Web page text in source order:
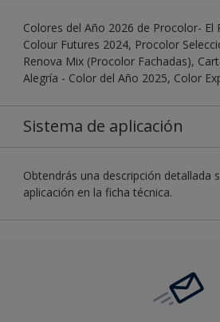
Colores del Año 2026 de Procolor- El
Colour Futures 2024, Procolor
Renova Mix (Procolor Fachadas),
Alegría - Color del Año 2025, Color
Sistema de aplicación
Obtendrás una descripción detallada
aplicación en la ficha técnica.